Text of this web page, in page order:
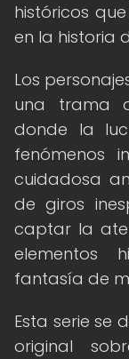
históricos
en la historia
Los
una trama
donde la
fenómenos
cuidadosa
de giros
captar la
elementos
fantasía de
Esta serie se
original